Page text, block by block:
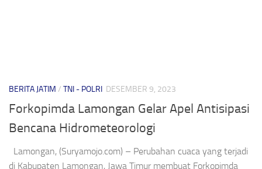
BERITA JATIM / TNI - POLRI DESEMBER 9, 2023
Forkopimda Lamongan Gelar Apel Antisipasi
Bencana Hidrometeorologi
Lamongan, (Suryamojo.com) – Perubahan cuaca yang terjadi
di Kabupaten Lamongan, Jawa Timur membuat Forkopimda